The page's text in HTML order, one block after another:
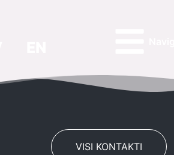
VISI KONTAKTI